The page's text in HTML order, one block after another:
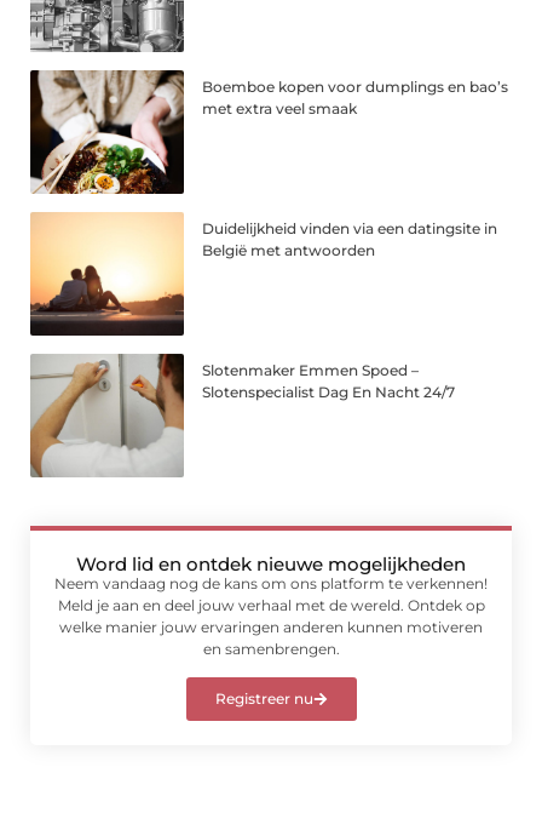
Boemboe kopen voor dumplings en bao’s
met extra veel smaak
Duidelijkheid vinden via een datingsite in
België met antwoorden
Slotenmaker Emmen Spoed –
Slotenspecialist Dag En Nacht 24/7
Word lid en ontdek nieuwe mogelijkheden
Neem vandaag nog de kans om ons platform te verkennen!
Meld je aan en deel jouw verhaal met de wereld. Ontdek op
welke manier jouw ervaringen anderen kunnen motiveren
en samenbrengen.
Registreer nu